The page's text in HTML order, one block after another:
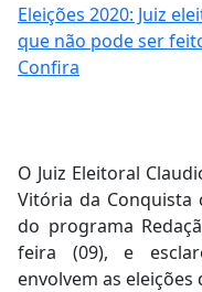
Eleições 2020: Juiz
que não pode ser
Confira
O Juiz Eleitoral
Vitória da Conquista
do programa
feira (09), e
envolvem as eleições